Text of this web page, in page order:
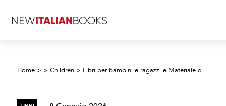
Home > >Children > Libri per bambini e ragazzi e Materiale didattico